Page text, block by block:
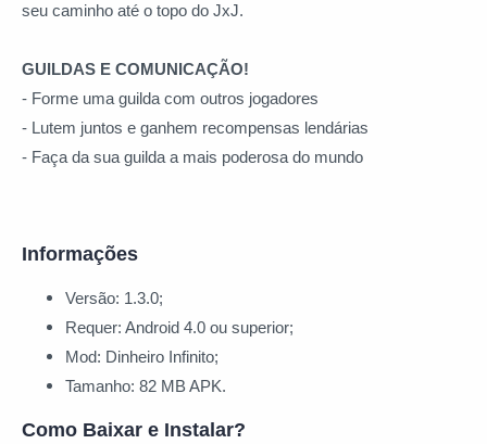
seu caminho até o topo do JxJ.
GUILDAS E COMUNICAÇÃO!
- Forme uma guilda com outros jogadores
- Lutem juntos e ganhem recompensas lendárias
- Faça da sua guilda a mais poderosa do mundo
Informações
Versão: 1.3.0;
Requer: Android 4.0 ou superior;
Mod: Dinheiro Infinito;
Tamanho: 82 MB APK.
Como Baixar e Instalar?